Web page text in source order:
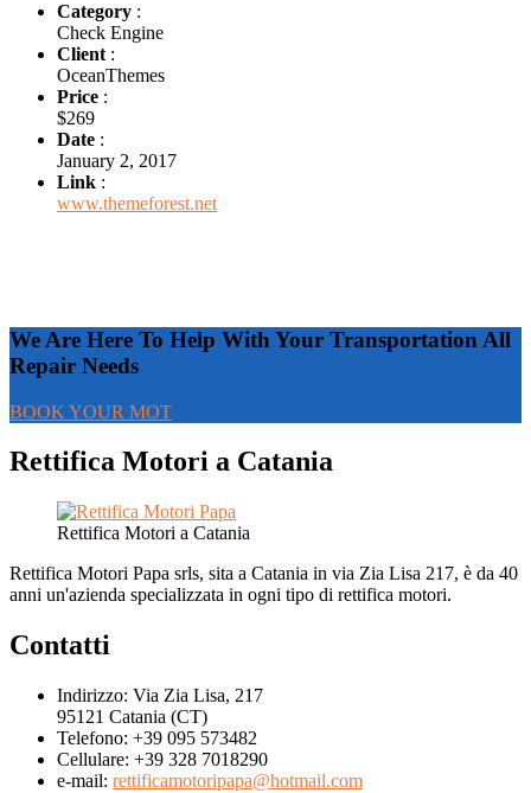
Category :
Check Engine
Client :
OceanThemes
Price :
$269
Date :
January 2, 2017
Link :
www.themeforest.net
We Are Here To Help With Your Transportation All
Repair Needs
BOOK YOUR MOT
Rettifica Motori a Catania
Rettifica Motori a Catania
Rettifica Motori Papa srls, sita a Catania in via Zia Lisa 217, è da 40
anni un'azienda specializzata in ogni tipo di rettifica motori.
Contatti
Indirizzo: Via Zia Lisa, 217
95121 Catania (CT)
Telefono: +39 095 573482
Cellulare: +39 328 7018290
e-mail: rettificamotoripapa@hotmail.com